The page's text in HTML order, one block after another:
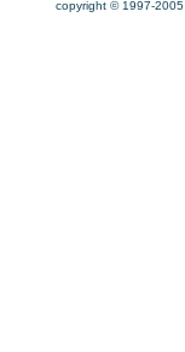
copyright © 1997-2005